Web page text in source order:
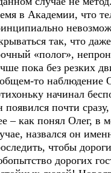
в Академии, что
так, что
«полог»,
пока без резких
то наблюдение
начинал
появился почти
– как понял Олег, в
назвался он
чтобы
дорогих